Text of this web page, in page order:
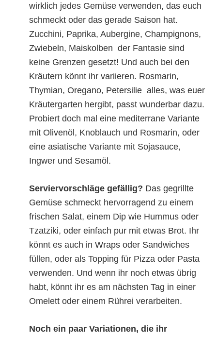
wirklich jedes Gemüse verwenden, das euch
schmeckt oder das gerade Saison hat.
Zucchini, Paprika, Aubergine, Champignons,
Zwiebeln, Maiskolben  der Fantasie sind
keine Grenzen gesetzt! Und auch bei den
Kräutern könnt ihr variieren. Rosmarin,
Thymian, Oregano, Petersilie  alles, was euer
Kräutergarten hergibt, passt wunderbar dazu.
Probiert doch mal eine mediterrane Variante
mit Olivenöl, Knoblauch und Rosmarin, oder
eine asiatische Variante mit Sojasauce,
Ingwer und Sesamöl.
Serviervorschläge gefällig? Das gegrillte
Gemüse schmeckt hervorragend zu einem
frischen Salat, einem Dip wie Hummus oder
Tzatziki, oder einfach pur mit etwas Brot. Ihr
könnt es auch in Wraps oder Sandwiches
füllen, oder als Topping für Pizza oder Pasta
verwenden. Und wenn ihr noch etwas übrig
habt, könnt ihr es am nächsten Tag in einer
Omelett oder einem Rührei verarbeiten.
Noch ein paar Variationen, die ihr